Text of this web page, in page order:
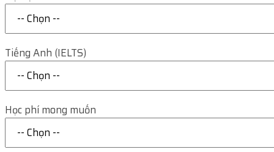
Tiếng Anh (IELTS)
Học phí mong muốn